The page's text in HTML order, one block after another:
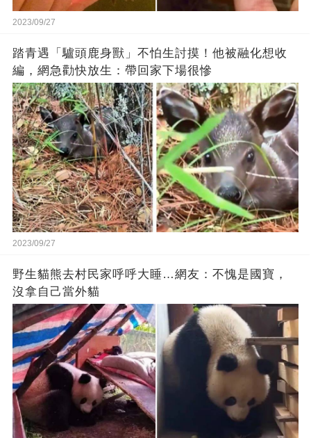
2023/09/27
踏青遇「驢頭鹿身獸」不怕生討摸！他被融化想收
編，網急勸快放生：帶回家下場很慘
2023/09/27
野生貓熊去村民家呼呼大睡…網友：不愧是國寶，
沒拿自己當外貓